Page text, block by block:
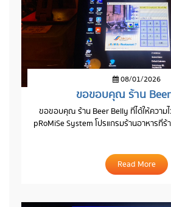
08/01/2026
ขอขอบคุณ ร้าน
ขอขอบคุณ ร้าน Beer Belly ที่ได้ให้ความไ
pRoMiSe System โปรแกรมร้านอาหารที่ร้
Read More